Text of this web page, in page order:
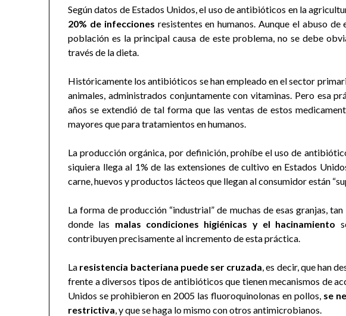
Según datos de Estados Unidos, el uso de antibióticos en la
20% de infecciones resistentes en humanos. Aunque el abuso
población es la principal causa de este problema, no se debe
través de la dieta.
Históricamente los antibióticos se han empleado en el sector
animales, administrados conjuntamente con vitaminas. Pero esa
años se extendió de tal forma que las ventas de estos
mayores que para tratamientos en humanos.
La producción orgánica, por definición, prohíbe el uso de
siquiera llega al 1% de las extensiones de cultivo en Estados
carne, huevos y productos lácteos que llegan al consumidor están
La forma de producción “industrial” de muchas de esas granjas,
donde las malas condiciones higiénicas y el hacinamiento
contribuyen precisamente al incremento de esta práctica.
La resistencia bacteriana puede ser cruzada, es decir, que han
frente a diversos tipos de antibióticos que tienen mecanismos de
Unidos se prohibieron en 2005 las fluoroquinolonas en pollos, se
restrictiva, y que se haga lo mismo con otros antimicrobianos.